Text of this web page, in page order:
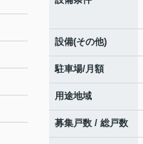
設備(その他)
駐車場/月額
用途地域
募集戸数 / 総戸数